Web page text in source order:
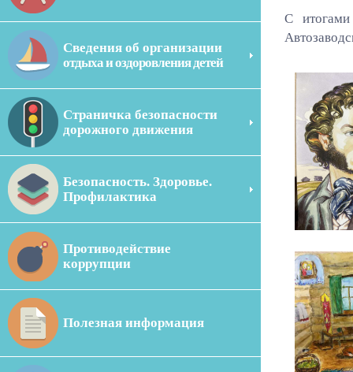
Сведения об организации
отдыха и оздоровления детей
Страничка безопасности
дорожного движения
Безопасность. Здоровье.
Профилактика
Противодействие
коррупции
Полезная информация
С итогами